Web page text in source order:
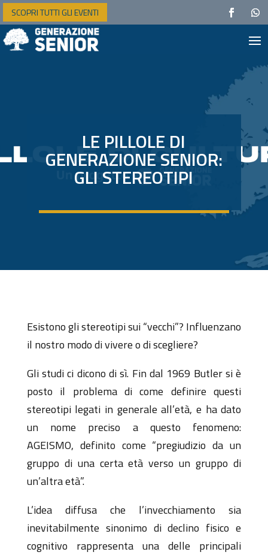
SCOPRI TUTTI GLI EVENTI
LE PILLOLE DI
GENERAZIONE SENIOR:
GLI STEREOTIPI
Esistono gli stereotipi sui “vecchi”? Influenzano
il nostro modo di vivere o di scegliere?
Gli studi ci dicono di sì. Fin dal 1969 Butler si è
posto il problema di come definire questi
stereotipi legati in generale all’età, e ha dato
un nome preciso a questo fenomeno:
AGEISMO, definito come “pregiudizio da un
gruppo di una certa età verso un gruppo di
un’altra età”.
L’idea diffusa che l’invecchiamento sia
inevitabilmente sinonimo di declino fisico e
cognitivo rappresenta una delle principali